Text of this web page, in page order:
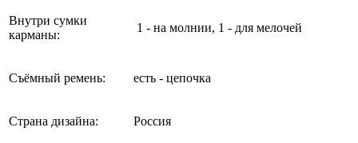
Внутри сумки
карманы:
1 - на молнии, 1 - для мелочей
Съёмный ремень: есть - цепочка
Страна дизайна: Россия